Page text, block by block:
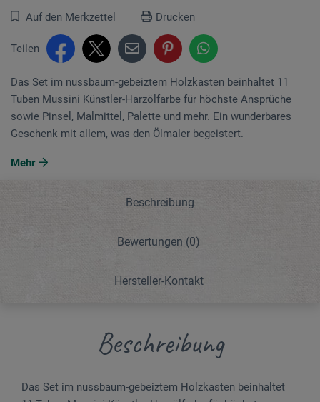
Auf den Merkzettel Drucken
Teilen
Das Set im nussbaum-gebeiztem Holzkasten beinhaltet 11
Tuben Mussini Künstler-Harzölfarbe für höchste Ansprüche
sowie Pinsel, Malmittel, Palette und mehr. Ein wunderbares
Geschenk mit allem, was den Ölmaler begeistert.
Mehr
Beschreibung
Bewertungen (0)
Hersteller-Kontakt
Beschreibung
Das Set im nussbaum-gebeiztem Holzkasten beinhaltet